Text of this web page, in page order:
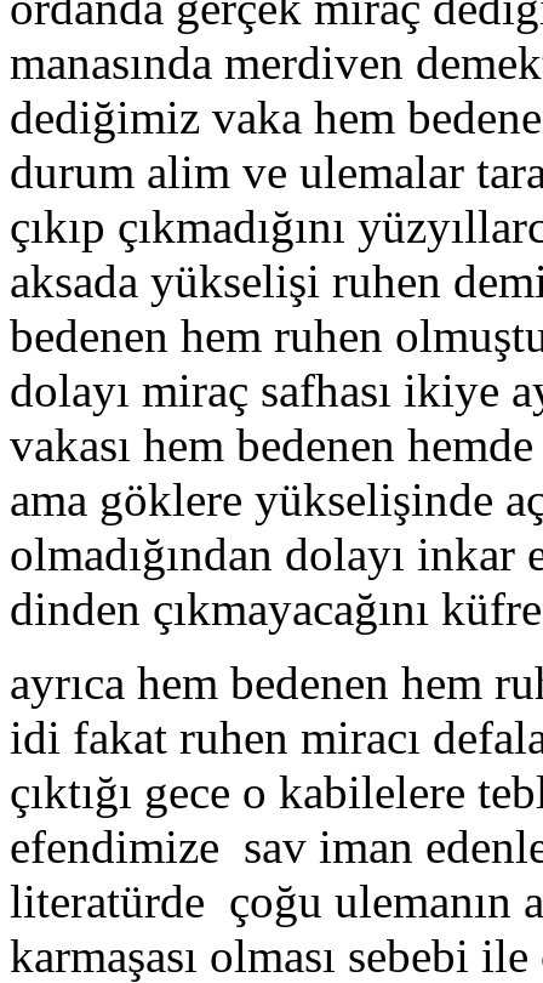
manasında merdiven
dediğimiz vaka hem
durum alim ve ulemalar
çıkıp çıkmadığını
aksada yükselişi ruhen
bedenen hem ruhen
dolayı miraç safhası ikiye
vakası hem bedenen
ama göklere yükselişinde
olmadığından dolayı
dinden çıkmayacağını
ayrıca hem bedenen hem
idi fakat ruhen miracı
çıktığı gece o kabilelere
efendimize sav iman
literatürde çoğu ulemanın
karmaşası olması sebebi